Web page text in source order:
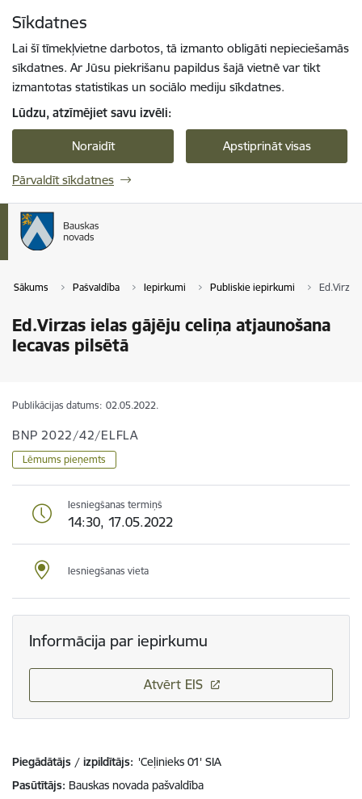
Sīkdatnes
Lai šī tīmekļvietne darbotos, tā izmanto obligāti nepieciešamās
sīkdatnes. Ar Jūsu piekrišanu papildus šajā vietnē var tikt
izmantotas statistikas un sociālo mediju sīkdatnes.
Lūdzu, atzīmējiet savu izvēli:
Noraidīt Apstiprināt visas
Pārvaldīt sīkdatnes
Sākums Pašvaldība Iepirkumi Publiskie iepirkumi
Ed.Virzas ielas gājēju celiņa atjaunošana
Iecavas pilsētā
Publikācijas datums: 02.05.2022.
BNP 2022/42/ELFLA
Lēmums pieņemts
Iesniegšanas termiņš
14:30, 17.05.2022
Iesniegšanas vieta
Informācija par iepirkumu
Atvērt EIS
Piegādātājs / izpildītājs: 'Ceļinieks 01' SIA
Pasūtītājs Bauskas novada pašvaldība